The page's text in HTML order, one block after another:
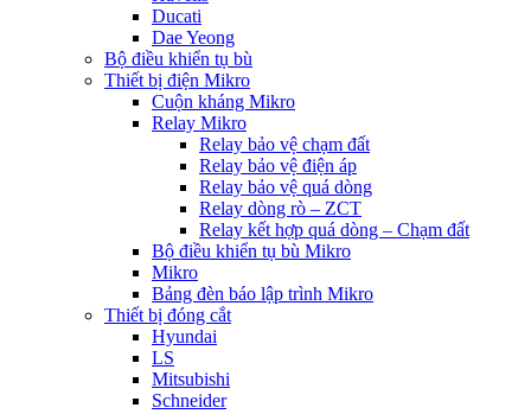
Ducati
Dae Yeong
Bộ điều khiển tụ bù
Thiết bị điện Mikro
Cuộn kháng Mikro
Relay Mikro
Relay bảo vệ chạm đất
Relay bảo vệ điện áp
Relay bảo vệ quá dòng
Relay dòng rò – ZCT
Relay kết hợp quá dòng – Chạm đất
Bộ điều khiển tụ bù Mikro
Mikro
Bảng đèn báo lập trình Mikro
Thiết bị đóng cắt
Hyundai
LS
Mitsubishi
Schneider